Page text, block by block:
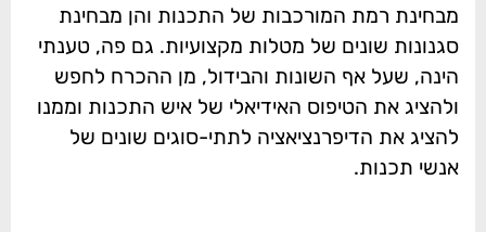
מבחינת רמת המורכבות של התכנות והן מבחינת
סגנונות שונים של מטלות מקצועיות. גם פה, טענתי
הינה, שעל אף השונות והבידול, מן ההכרח לחפש
ולהציג את הטיפוס האידיאלי של איש התכנות וממנו
להציג את הדיפרנציאציה לתתי-סוגים שונים של
אנשי תכנות.